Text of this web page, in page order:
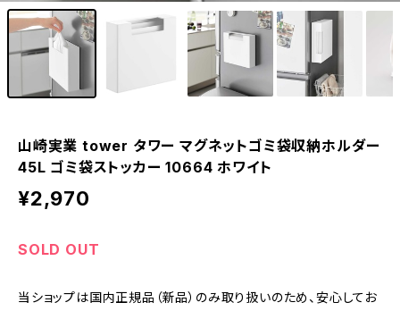
山崎実業 tower タワー マグネットゴミ袋収納ホルダー
45L ゴミ袋ストッカー 10664 ホワイト
¥2,970
SOLD OUT
当ショップは国内正規品（新品）のみ取り扱いのため、安心してお